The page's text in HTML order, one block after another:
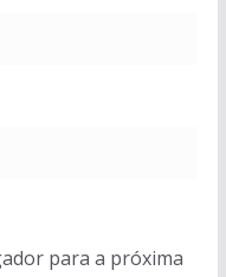
para a próxima